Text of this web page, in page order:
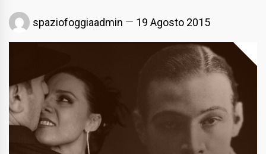
spaziofoggiaadmin 19 Agosto 2015